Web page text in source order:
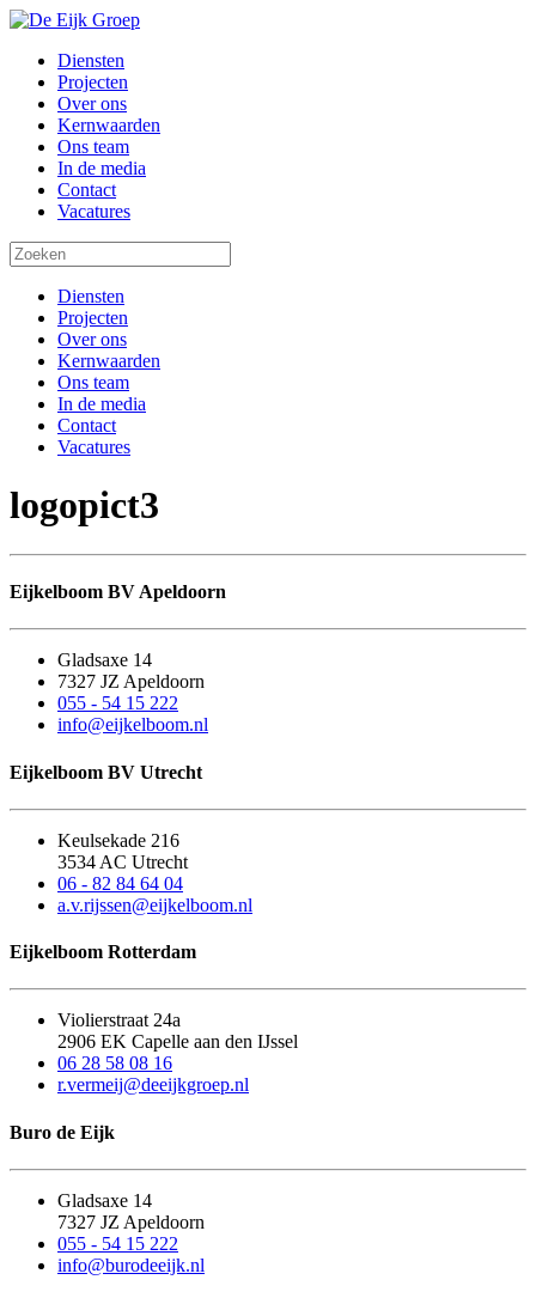
Diensten
Projecten
Over ons
Kernwaarden
Ons team
In de media
Contact
Vacatures
Diensten
Projecten
Over ons
Kernwaarden
Ons team
In de media
Contact
Vacatures
logopict3
Eijkelboom BV Apeldoorn
Gladsaxe 14
7327 JZ Apeldoorn
055 - 54 15 222
info@eijkelboom.nl
Eijkelboom BV Utrecht
Keulsekade 216
3534 AC Utrecht
06 - 82 84 64 04
a.v.rijssen@eijkelboom.nl
Eijkelboom Rotterdam
Violierstraat 24a
2906 EK Capelle aan den IJssel
06 28 58 08 16
r.vermeij@deeijkgroep.nl
Buro de Eijk
Gladsaxe 14
7327 JZ Apeldoorn
055 - 54 15 222
info@burodeeijk.nl